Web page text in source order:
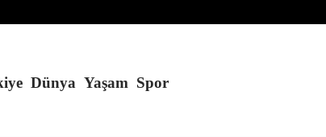
başardı
Dünya Yaşam Spor